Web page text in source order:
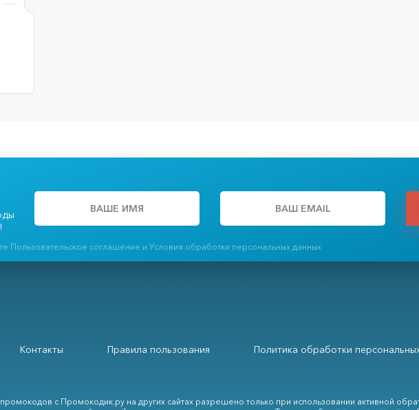
Пользовательское соглашение и Условия обработки персональных данных
Контакты Правила пользования Политика обработки
с Промокодик.ру на других сайтах разрешено только при использовании активной